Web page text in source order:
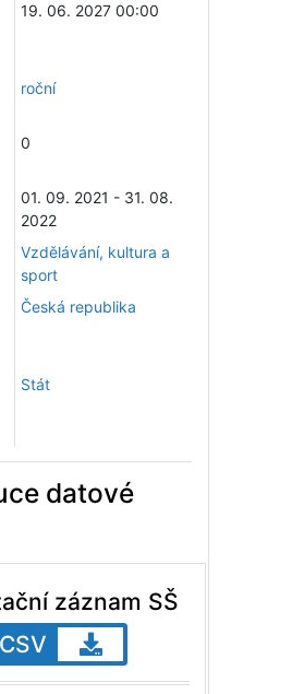
19. 06. 2027 00:00
roční
0
01. 09. 2021 - 31. 08.
2022
Vzdělávání, kultura a
sport
Česká republika
Stát
datové
záznam SŠ
CSV